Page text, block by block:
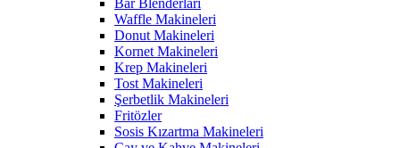
Bar Blenderları
Waffle Makineleri
Donut Makineleri
Kornet Makineleri
Krep Makineleri
Tost Makineleri
Şerbetlik Makineleri
Fritözler
Sosis Kızartma Makineleri